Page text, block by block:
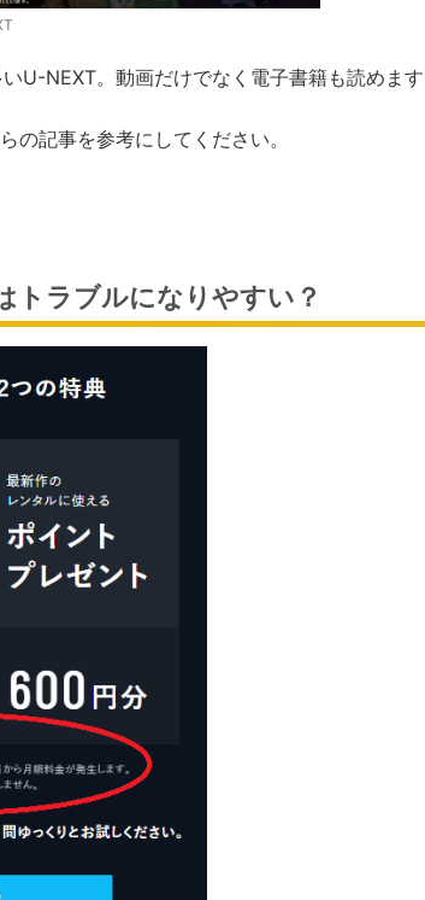
U-NEXT。動画だけでなく電子書籍も読めま
の記事を参考にしてください。
トラブルになりやすい？